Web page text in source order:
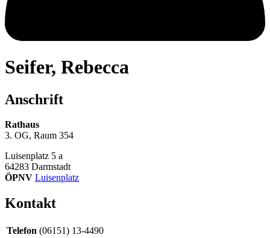
Seifer, Rebecca
Anschrift
Rathaus
3. OG, Raum 354
Luisenplatz 5 a
64283 Darmstadt
ÖPNV Luisenplatz
Kontakt
Telefon (06151) 13-4490